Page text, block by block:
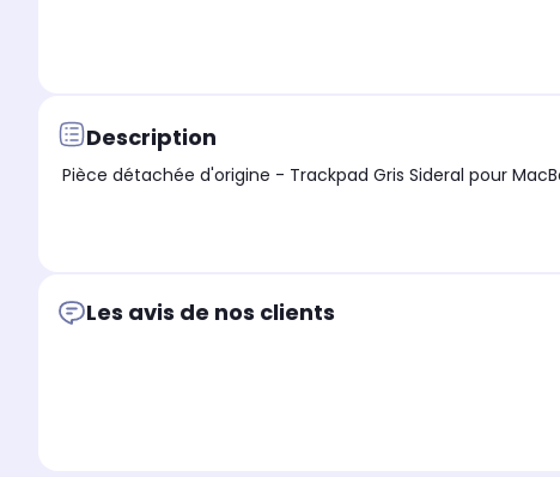
Description
Les avis de nos clients